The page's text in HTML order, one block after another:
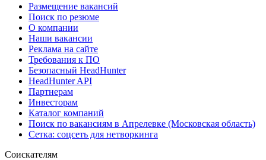
Размещение вакансий
Поиск по резюме
О компании
Наши вакансии
Реклама на сайте
Требования к ПО
Безопасный HeadHunter
HeadHunter API
Партнерам
Инвесторам
Каталог компаний
Поиск по вакансиям в Апрелевке (Московская область)
Сетка: соцсеть для нетворкинга
Соискателям